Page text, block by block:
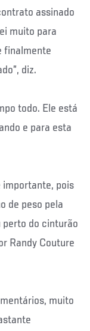
assinado
muito para
finalmente
diz.
todo. Ele está
e para esta
importante, pois
de peso pela
perto do cinturão
Randy Couture
muito